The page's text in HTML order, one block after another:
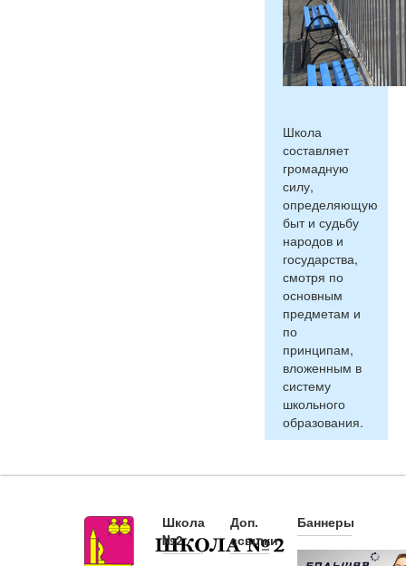
Школа
составляет
громадную
силу,
определяющую
быт и судьбу
народов и
государства,
смотря по
основным
предметам и
по
принципам,
вложенным в
систему
школьного
образования.
Школа
№2
Доп.
ссылки
Баннеры